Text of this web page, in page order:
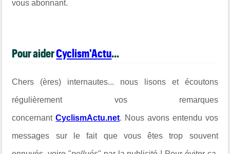
vous abonnant.
Pour aiderCyclism'Actu...
Chers (ères) internautes... nous lisons et écoutons
régulièrement vos remarques
concernantCyclismActu.net. Nous avons entendu vos
messages sur le fait que vous êtes trop souvent